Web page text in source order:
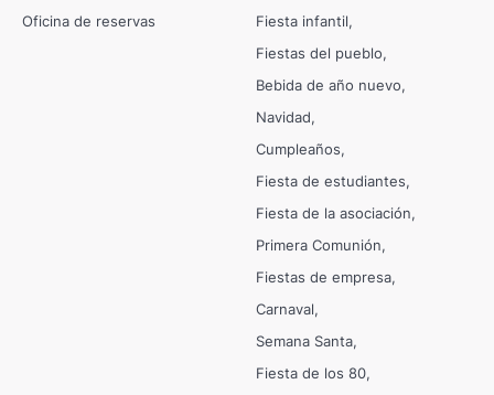
Oficina de reservas
Fiesta infantil
Fiestas del pueblo
Bebida de año nuevo
Navidad
Cumpleaños
Fiesta de estudiantes
Fiesta de la asociación
Primera Comunión
Fiestas de empresa
Carnaval
Semana Santa
Fiesta de los 80